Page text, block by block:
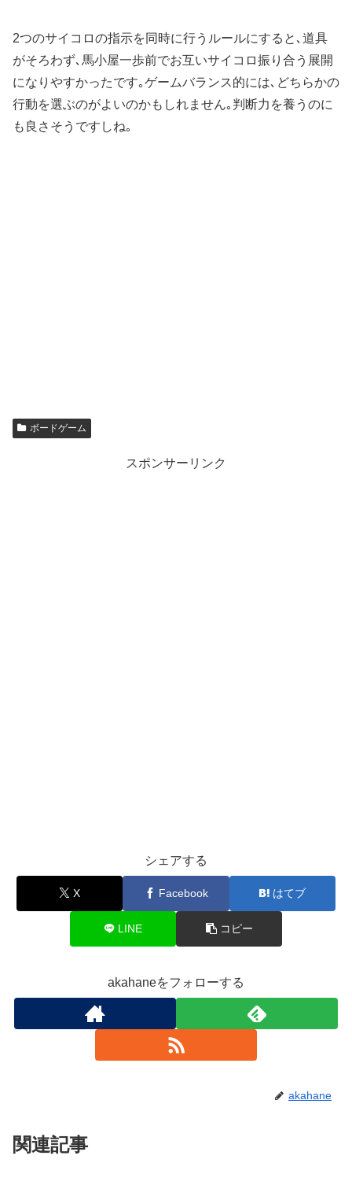
2つのサイコロの指示を同時に行うルールにすると､道具
がそろわず､馬小屋一歩前でお互いサイコロ振り合う展開
になりやすかったです｡ゲームバランス的には､どちらかの
行動を選ぶのがよいのかもしれません｡判断力を養うのに
も良さそうですしね｡
ボードゲーム
スポンサーリンク
シェアする
X Facebook はてブ
LINE コピー
akahaneをフォローする
akahane
関連記事